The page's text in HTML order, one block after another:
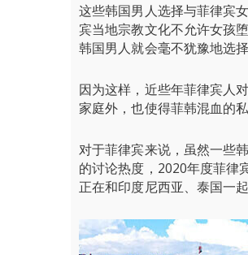
这些韩国男人选择与菲律宾
宾当地宗教文化不允许女孩
韩国男人就会毫不犹豫地选
因为这样，近些年菲律宾人
家庭外，也使得菲韩混血的
对于菲律宾来说，虽然一些
的讨论热度，2020年度菲律
正在和印度尼西亚、泰国一